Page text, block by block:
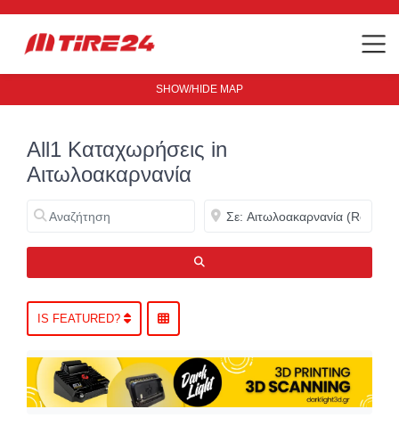
All1 Καταχωρήσεις in
Αιτωλοακαρνανία
Αναζήτηση Κοντά
IS FEATURED?
SHOW/HIDE MAP